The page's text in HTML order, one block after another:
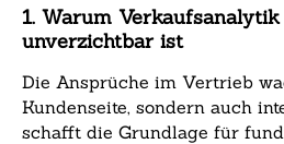
1. Warum Verkaufsanalytik
unverzichtbar ist
Die Ansprüche im Vertrieb
Kundenseite, sondern auch
schafft die Grundlage für